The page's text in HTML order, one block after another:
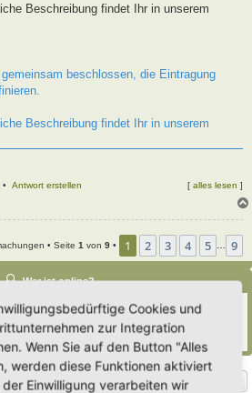
Beschreibung findet Ihr in unserem
beschlossen, die Eintragung
Beschreibung findet Ihr in unserem
• Antwort erstellen [ alles lesen ]
• Seite 1 von 9 • 1 2 3 4 5 … 9
Wer ist online?
:: 3 sichtbare Mitglieder, 0 unsichtbare Mitglieder
aktiven Besuchern der letzten 5 Minuten)
Besuchern, die am Mi 29. Jul 2026, 21:02 gleichzeitig
Gehe zu
Cookies und
zur Integration
Wenn Sie auf den Button "Alles
werden diese Funktionen aktiviert
Einwilligung verarbeiten wir